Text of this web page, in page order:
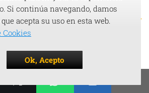
en
¿Refrigerante 50/50 vs.
Concentrado: Cuál es
Mejor para tu Motor?
Si continúa navegando, damos
acepta su uso en esta web.
Cookies
Ok, Acepto